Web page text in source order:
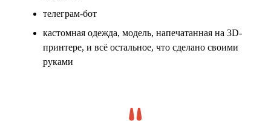
телеграм-бот
кастомная одежда, модель, напечатанная на 3D-
принтере, и всё остальное, что сделано своими
руками